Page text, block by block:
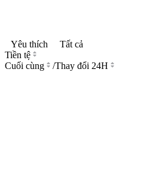
Yêu thích
Tất cả
Tiền tệ
Cuối cùng
/Thay đổi 24H